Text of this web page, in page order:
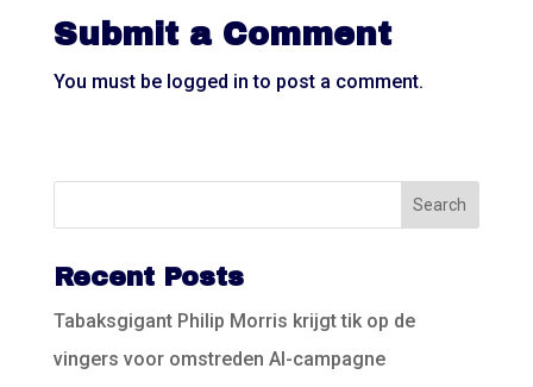
Submit a Comment
You must be logged in to post a comment.
Recent Posts
Tabaksgigant Philip Morris krijgt tik op de
vingers voor omstreden AI-campagne